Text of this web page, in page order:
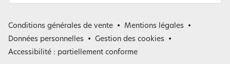
Belgique
Conditions générales de vente
Mentions légales
Données personnelles
Gestion des cookies
Accessibilité : partiellement conforme